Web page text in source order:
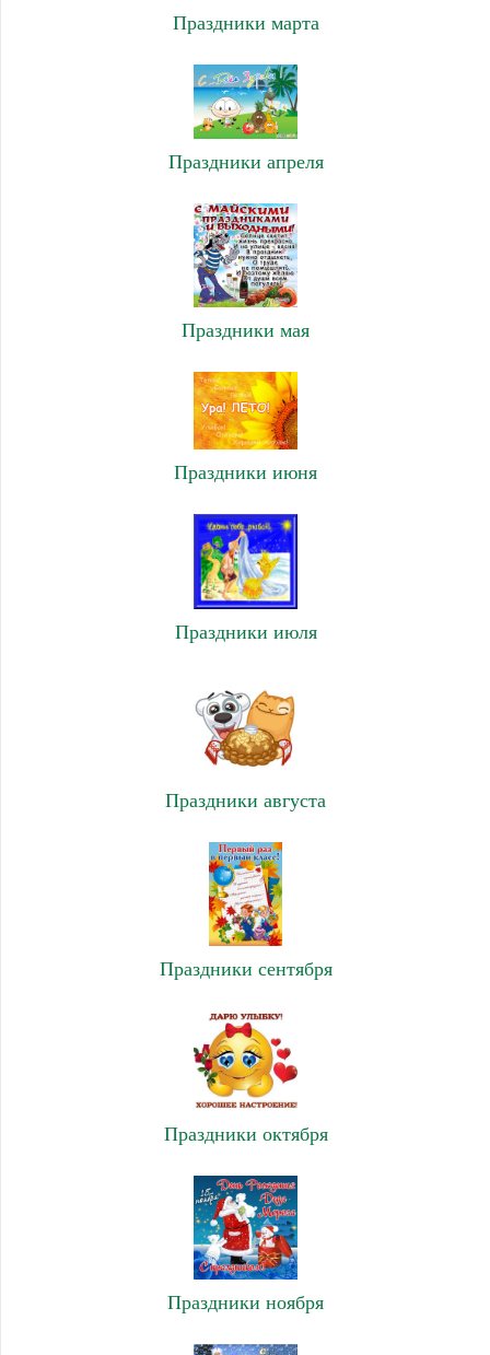
Праздники марта
Праздники апреля
Праздники мая
Праздники июня
Праздники июля
Праздники августа
Праздники сентября
Праздники октября
Праздники ноября